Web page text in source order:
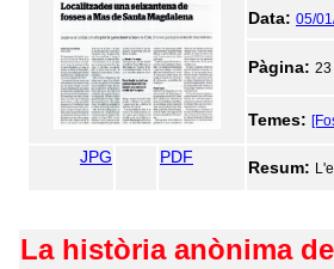
Data: 05/
Pàgina: 23
Temes:
JPG PDF
Resum:
La història anònima